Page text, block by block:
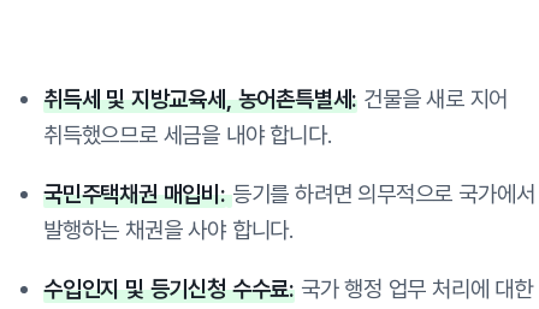
취득세 및 지방교육세, 농어촌특별세: 건물을 새로 지어
취득했으므로 세금을 내야 합니다.
국민주택채권 매입비: 등기를 하려면 의무적으로 국가에서
발행하는 채권을 사야 합니다.
수입인지 및 등기신청 수수료:국가 행정 업무 처리에 대한